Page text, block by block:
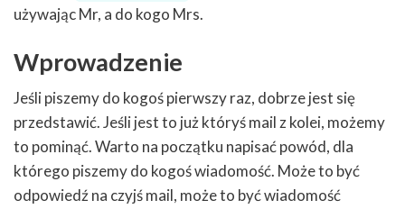
używając Mr, a do kogo Mrs.
Wprowadzenie
Jeśli piszemy do kogoś pierwszy raz, dobrze jest się
przedstawić. Jeśli jest to już któryś mail z kolei, możemy
to pominąć. Warto na początku napisać powód, dla
którego piszemy do kogoś wiadomość. Może to być
odpowiedź na czyjś mail, może to być wiadomość